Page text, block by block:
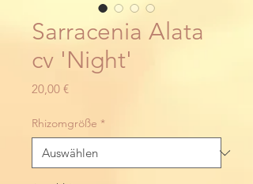
Sarracenia Alata
cv 'Night'
20,00 €Preis
Rhizomgröße *